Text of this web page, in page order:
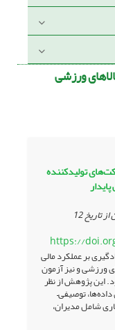
ورزشی
تولیدکننده
تاریخ12
https://
بر عملکرد مالی
ورزشی و نیز آزمون
این پژوهش از نظر
توصیفی–
شامل مدیران،